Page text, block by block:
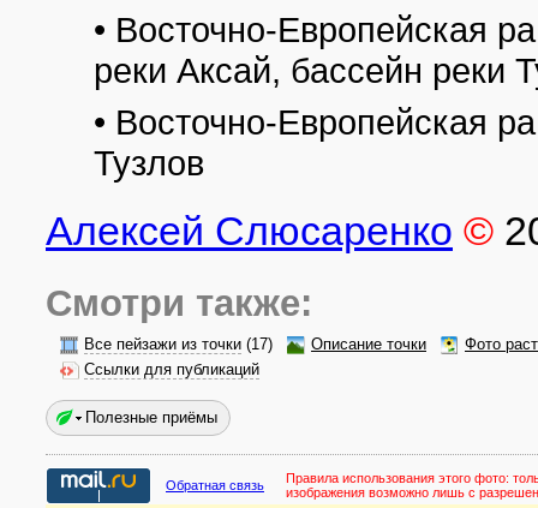
• Восточно-Европейская
реки Аксай, бассейн реки
• Восточно-Европейская
Тузлов
Алексей Слюсаренко ©
Смотри также:
Все пейзажи из точки (17) Описание точки
Фото
Ссылки для публикаций
Полезные приёмы
Обратная связь Правила использования этого фото:
изображения возможно лишь с